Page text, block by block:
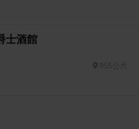
士酒館
955公尺